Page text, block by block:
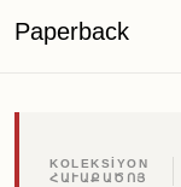
Paperback
KOLEKSİYON
ՀԱՒԱՔԱԾՈՅ